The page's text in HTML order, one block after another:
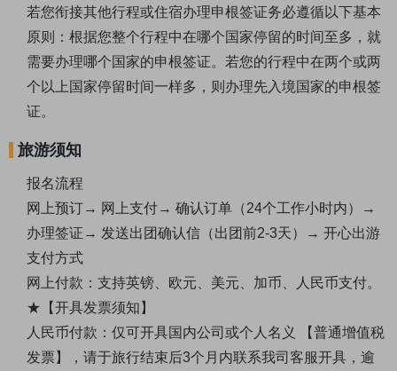
若您衔接其他行程或住宿办理申根签证务必遵循以下基本
原则：根据您整个行程中在哪个国家停留的时间至多，就
需要办理哪个国家的申根签证。若您的行程中在两个或两
个以上国家停留时间一样多，则办理先入境国家的申根签
证。
旅游须知
报名流程
网上预订→ 网上支付→ 确认订单（24个工作小时内）→
办理签证→ 发送出团确认信（出团前2-3天）→ 开心出游
支付方式
网上付款：支持英镑、欧元、美元、加币
人民币支付。
★【开具发票须知】
人民币付款：仅可开具国内公司或个人名义 【普通增值税
发票】，请于旅行结束后3个月内联系我司客服开具，逾